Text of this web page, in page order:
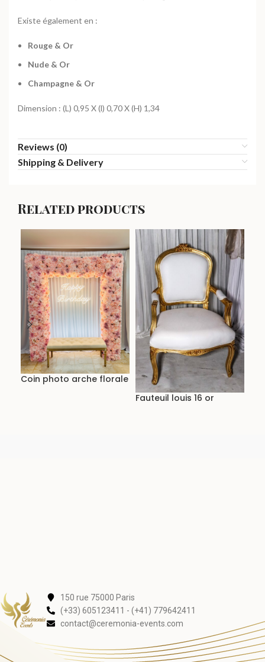
Existe également en :
Rouge & Or
Nude & Or
Champagne & Or
Dimension : (L) 0,95 X (l) 0,70 X (H) 1,34
Reviews (0)
Shipping & Delivery
Related products
Coin photo arche florale
Fauteuil louis 16 or
150 rue 75000 Paris
(+33) 605123411 - (+41) 779642411
contact@ceremonia-events.com